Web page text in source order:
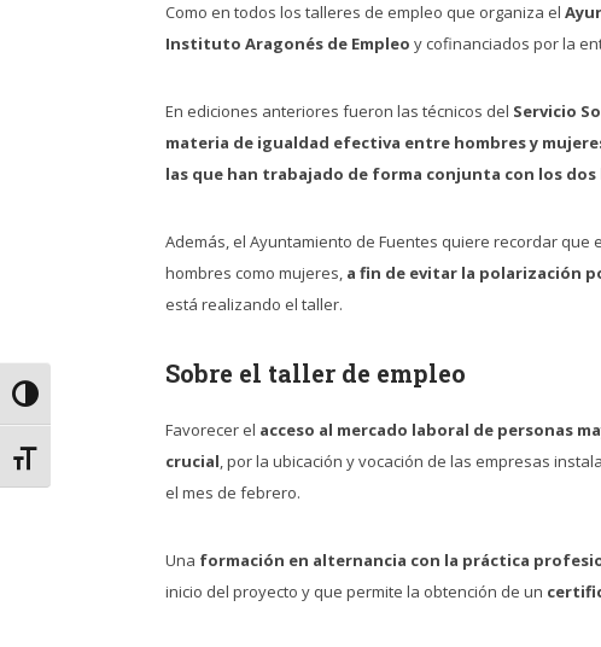
Alternar alto contraste
Alternar tamaño de letra
Como en todos los talleres de empleo que organiza el
Instituto Aragonés de Empleo y cofinanciados por la
En ediciones anteriores fueron las técnicos del Servicio
materia de igualdad efectiva entre hombres y
las que han trabajado de forma conjunta con los
Además, el Ayuntamiento de Fuentes quiere recordar que
hombres como mujeres, a fin de evitar la polarización
está realizando el taller.
Sobre el taller de empleo
Favorecer el acceso al mercado laboral de personas
crucial, por la ubicación y vocación de las empresas
el mes de febrero.
Una formación en alternancia con la práctica
inicio del proyecto y que permite la obtención de un